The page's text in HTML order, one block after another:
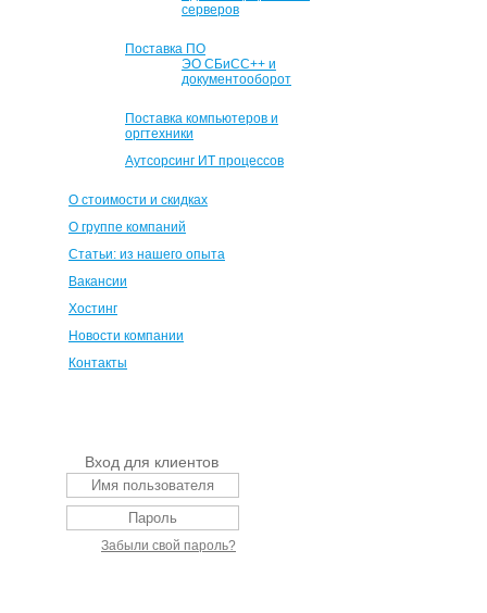
серверов
Поставка ПО
ЭО СБиСС++ и
документооборот
Поставка компьютеров и
оргтехники
Аутсорсинг ИТ процессов
О стоимости и скидках
О группе компаний
Статьи: из нашего опыта
Вакансии
Хостинг
Новости компании
Контакты
Вход для клиентов
Забыли свой пароль?